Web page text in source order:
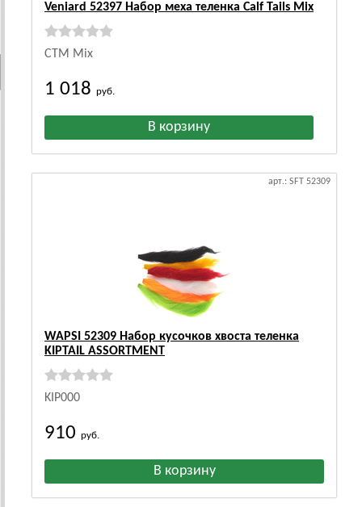
Veniard 52397 Набор меха теленка Calf Tails Mix
CTM Mix
1 018 руб.
арт.: SFT 52309
WAPSI 52309 Набор кусочков хвоста теленка
KIPTAIL ASSORTMENT
KIP000
910 руб.